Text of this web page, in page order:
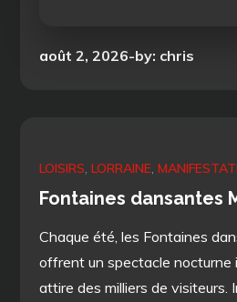
Posted
août 2, 2026 by: chris
LOISIRS LORRAINE
Fontaines dansantes
Chaque été, les Fontaines
offrent un spectacle nocturne
attire des milliers de visiteurs.